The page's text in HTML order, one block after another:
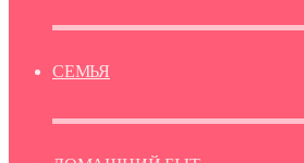
СЕМЬЯ